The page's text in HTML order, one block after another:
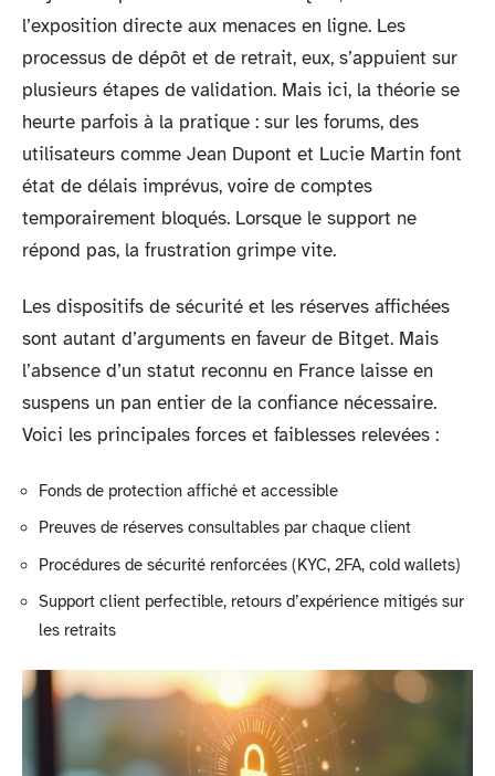
l’exposition directe aux menaces en ligne. Les
processus de dépôt et de retrait, eux, s’appuient sur
plusieurs étapes de validation. Mais ici, la théorie se
heurte parfois à la pratique : sur les forums, des
utilisateurs comme Jean Dupont et Lucie Martin font
état de délais imprévus, voire de comptes
temporairement bloqués. Lorsque le support ne
répond pas, la frustration grimpe vite.
Les dispositifs de sécurité et les réserves affichées
sont autant d’arguments en faveur de Bitget. Mais
l’absence d’un statut reconnu en France laisse en
suspens un pan entier de la confiance nécessaire.
Voici les principales forces et faiblesses relevées :
Fonds de protection affiché et accessible
Preuves de réserves consultables par chaque client
Procédures de sécurité renforcées (KYC, 2FA, cold wallets)
Support client perfectible, retours d’expérience mitigés sur
les retraits